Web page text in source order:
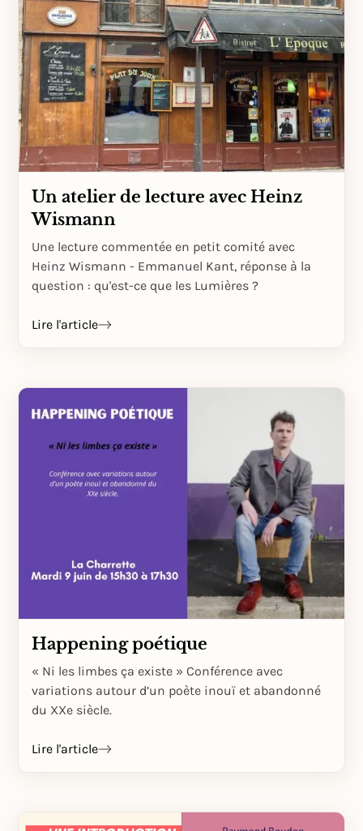
Un atelier de lecture avec Heinz
Wismann
Une lecture commentée en petit comité avec
Heinz Wismann - Emmanuel Kant, réponse à la
question : qu'est-ce que les Lumières ?
Lire l'article
Happening poétique
« Ni les limbes ça existe » Conférence avec
variations autour d’un poète inouï et abandonné
du XXe siècle.
Lire l'article